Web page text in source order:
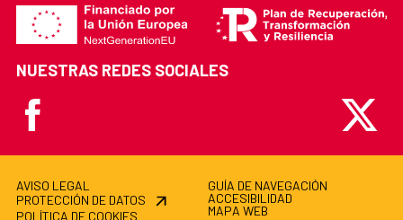
NUESTRAS REDES SOCIALES
Facebook
X
AVISO LEGAL
PROTECCIÓN DE DATOS
POLÍTICA DE COOKIES
GUÍA DE NAVEGACIÓN
ACCESIBILIDAD
MAPA WEB